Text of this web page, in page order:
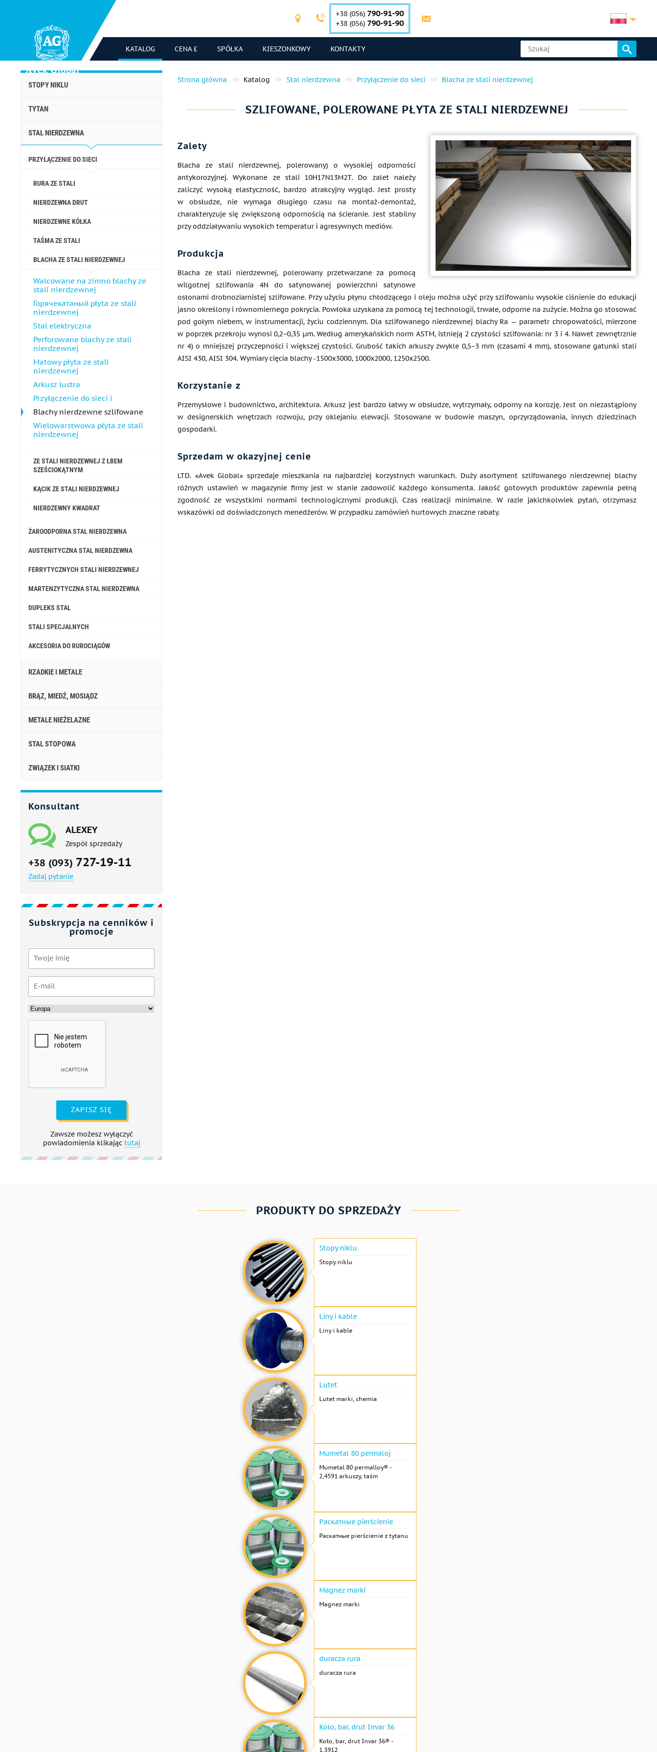
+38 (056) 790-91-90
+38 (056) 790-91-90
KATALOG CENA £ SPÓŁKA KIESZONKOWY KONTAKTY
STOPY NIKLU
TYTAN
STAL NIERDZEWNA
PRZYŁĄCZENIE DO SIECI
RURA ZE STALI
NIERDZEWNA DRUT
NIERDZEWNE KÓŁKA
TAŚMA ZE STALI
BLACHA ZE STALI NIERDZEWNEJ
Walcowane na zimno blachy ze
stali nierdzewnej
Горячекатаный płyta ze stali
nierdzewnej
Stal elektryczna
Perforowane blachy ze stali
nierdzewnej
Matowy płyta ze stali
nierdzewnej
Arkusz lustra
Przyłączenie do sieci i
Blachy nierdzewne szlifowane
Wielowarstwowa płyta ze stali
nierdzewnej
ZE STALI NIERDZEWNEJ Z ŁBEM
SZEŚCIOKĄTNYM
KĄCIK ZE STALI NIERDZEWNEJ
NIERDZEWNY KWADRAT
ŻAROODPORNA STAL NIERDZEWNA
AUSTENITYCZNA STAL NIERDZEWNA
FERRYTYCZNYCH STALI NIERDZEWNEJ
MARTENZYTYCZNA STAL NIERDZEWNA
DUPLEKS STAL
STALI SPECJALNYCH
AKCESORIA DO RUROCIĄGÓW
RZADKIE I METALE
BRĄZ, MIEDŹ, MOSIĄDZ
METALE NIEŻELAZNE
STAL STOPOWA
ZWIĄZEK I SIATKI
Konsultant
ALEXEY
Zespół sprzedaży
+38 (093) 727-19-11
Zadaj pytanie
Subskrypcja na cenników i
promocje
ZAPISZ SIĘ
Zawsze możesz wyłączyć
powiadomienia klikając tutaj
Strona główna Katalog Stal nierdzewna Przyłączenie do sieci Blacha ze stali nierdzewnej
SZLIFOWANE, POLEROWANE PŁYTA ZE STALI NIERDZEWNEJ
Zalety
Blacha ze stali nierdzewnej, polerowany) o wysokiej odporności
antykorozyjnej. Wykonane ze stali 10H17N13M2T. Do zalet należy
zaliczyć wysoką elastyczność, bardzo atrakcyjny wygląd. Jest prosty
w obsłudze, nie wymaga długiego czasu na montaż-demontaż,
charakteryzuje się zwiększoną odpornością na ścieranie. Jest stabilny
przy oddziaływaniu wysokich temperatur i agresywnych mediów.
Produkcja
Blacha ze stali nierdzewnej, polerowany przetwarzane za pomocą
wilgotnej szlifowania 4N do satynowanej powierzchni satynowe
osłonami drobnoziarnistej szlifowane. Przy użyciu płynu chłodzącego i oleju można użyć przy szlifowaniu wysokie ciśnienie do edukacji
jasno określony i równomiernego pokrycia. Powłoka uzyskana za pomocą tej technologii, trwałe, odporne na zużycie. Można go stosować
pod gołym niebem, w instrumentacji, życiu codziennym. Dla szlifowanego nierdzewnej blachy Ra — parametr chropowatości, mierzone
w poprzek przekroju wynosi 0,2−0,35 µm. Według amerykańskich norm ASTM, istnieją 2 czystości szlifowania: nr 3 i 4. Nawet zewnętrznie
nr 4) o mniejszej przyczepności i większej czystości. Grubość takich arkuszy zwykle 0,5−3 mm (czasami 4 mm), stosowane gatunki stali
AISI 430, AISI 304. Wymiary cięcia blachy -1500x3000, 1000x2000, 1250x2500.
Korzystanie z
Przemysłowe i budownictwo, architektura. Arkusz jest bardzo łatwy w obsłudze, wytrzymały, odporny na korozję. Jest on niezastąpiony
w designerskich wnętrzach rozwoju, przy oklejaniu elewacji. Stosowane w budowie maszyn, oprzyrządowania, innych dziedzinach
gospodarki.
Sprzedam w okazyjnej cenie
LTD. «Avek Global» sprzedaje mieszkania na najbardziej korzystnych warunkach. Duży asortyment szlifowanego nierdzewnej blachy
różnych ustawień w magazynie firmy jest w stanie zadowolić każdego konsumenta. Jakość gotowych produktów zapewnia pełną
zgodność ze wszystkimi normami technologicznymi produkcji. Czas realizacji minimalne. W razie jakichkolwiek pytań, otrzymasz
wskazówki od doświadczonych menedżerów. W przypadku zamówień hurtowych znaczne rabaty.
PRODUKTY DO SPRZEDAŻY
Stopy niklu
Stopy niklu
Liny i kable
Liny i kable
Lutet
Lutet marki, chemia
Mumetal 80 permaloj
Mumetal 80 permalloy® -
2,4591 arkuszy, taśm
Раскатные pierścienie
Раскатные pierścienie z tytanu
Magnez marki
Magnez marki
duracza rura
duracza rura
Koło, bar, drut Invar 36
Koło, bar, drut Invar 36® -
1,3912